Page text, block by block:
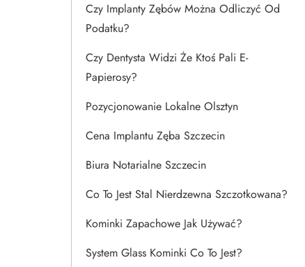
Czy Implanty Zębów Można Odliczyć Od
Podatku?
Czy Dentysta Widzi Że Ktoś Pali E-
Papierosy?
Pozycjonowanie Lokalne Olsztyn
Cena Implantu Zęba Szczecin
Biura Notarialne Szczecin
Co To Jest Stal Nierdzewna Szczotkowana?
Kominki Zapachowe Jak Używać?
System Glass Kominki Co To Jest?